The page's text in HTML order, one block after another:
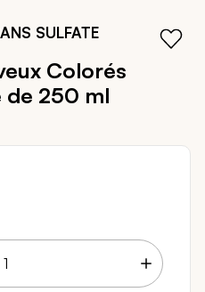
SULFATE
Colorés
de 250 ml